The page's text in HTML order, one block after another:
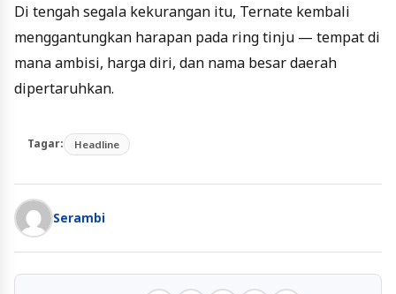
Di tengah segala kekurangan itu, Ternate kembali
menggantungkan harapan pada ring tinju — tempat di
mana ambisi, harga diri, dan nama besar daerah
dipertaruhkan.
Tagar: Headline
Serambi